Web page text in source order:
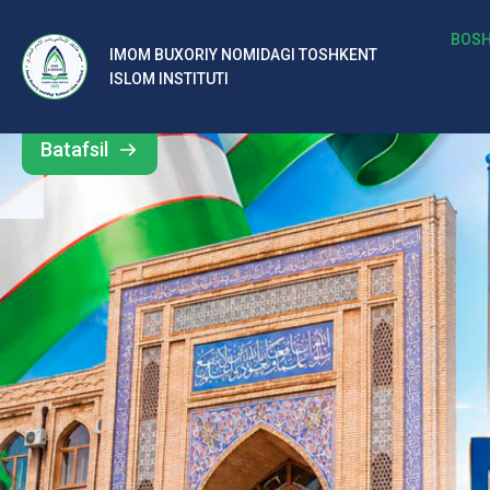
IMOM BUXORIY NOMIDAGI TOSHKENT
ISLOM INSTITUTI
b
al
ar
o‘
rt
a
si
d
Barcha
yangiliklar
Batafsil